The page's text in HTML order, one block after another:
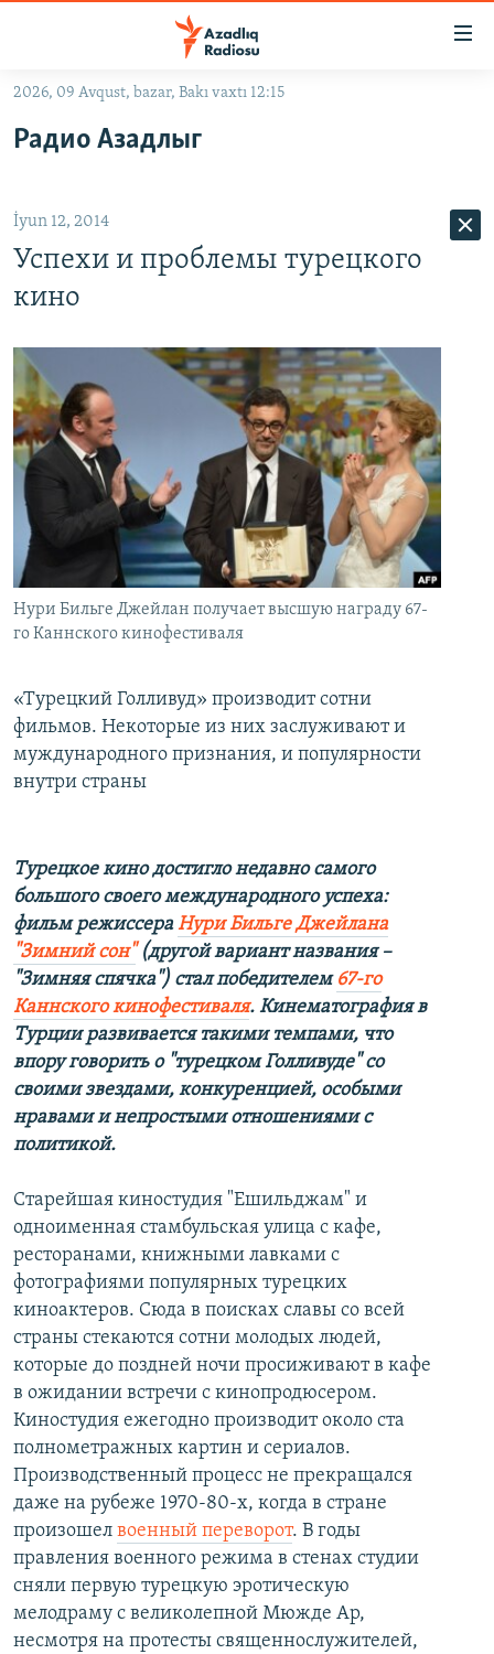
Əsas
qayıt
qayıt
Axtarışa
#İZAHLA
#ƏSLINDƏ
ARAŞDIRMA
MULTIMEDIA
VIDEO
FOTOQALEREYA
İNFOQRAFIKA
RADIO ARXIV
OXU ZALI
AZƏRBAYCAN ƏDƏBIYYATI KITABXANASI
İSLAM VƏ DEMOKRATIYA
HAQQIMIZDA
MISSIYAMIZ
PEŞƏ ETIKASI VƏ JURNALISTIKA STANDARTLARIMIZ
AZADLIQRADIOSU MOBIL TELEFONUNUZDA
XƏBƏR BÜLLETENLƏRIMIZ
BIZI IZLƏ
RFE/RL-in bütün saytları
2026, 09 Avqust, bazar, Bakı vaxtı 12:15
Радио Азадлыг
İyun 12, 2014
Успехи и проблемы турецкого
кино
Нури Бильге Джейлан получает высшую награду 67-
го Каннского кинофестиваля
«Турецкий Голливуд» производит сотни
фильмов. Некоторые из них заслуживают и
муждународного признания, и популярности
внутри страны
Турецкое кино достигло недавно самого
большого своего международного успеха:
фильм режиссераНури Бильге Джейлана
"Зимний сон"(другой вариант названия –
"Зимняя спячка") стал победителем 67-го
Каннского кинофестиваля. Кинематография в
Турции развивается такими темпами, что
впору говорить о "турецком Голливуде" со
своими звездами, конкуренцией, особыми
нравами и непростыми отношениями с
политикой.
Старейшая киностудия "Ешильджам" и
одноименная стамбульская улица с кафе,
ресторанами, книжными лавками с
фотографиями популярных турецких
киноактеров. Сюда в поисках славы со всей
страны стекаются сотни молодых людей,
которые до поздней ночи просиживают в кафе
в ожидании встречи с кинопродюсером.
Киностудия ежегодно производит около ста
полнометражных картин и сериалов.
Производственный процесс не прекращался
даже на рубеже 1970-80-х, когда в стране
произошел военный переворот. В годы
правления военного режима в стенах студии
сняли первую турецкую эротическую
мелодраму с великолепной Мюжде Ар,
несмотря на протесты священнослужителей,